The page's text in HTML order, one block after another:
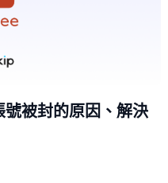
被封的原因、解決